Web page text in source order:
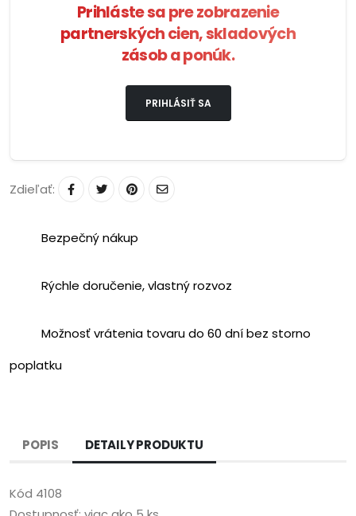
Prihláste sa pre zobrazenie
partnerských cien, skladových
zásob a ponúk.
PRIHLÁSIŤ SA
Zdieľať:
Bezpečný nákup
Rýchle doručenie, vlastný rozvoz
Možnosť vrátenia tovaru do 60 dní bez storno
poplatku
POPIS DETAILY PRODUKTU
Kód 4108